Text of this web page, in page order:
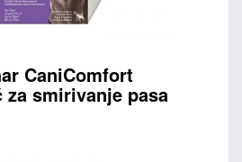
CaniComfort
za smirivanje pasa